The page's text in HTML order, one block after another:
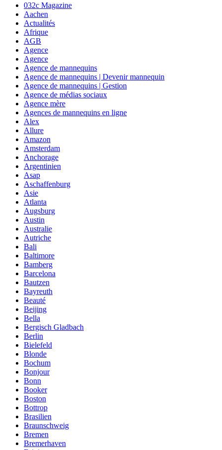
032c Magazine
Aachen
Actualités
Afrique
AGB
Agence
Agence
Agence de mannequins
Agence de mannequins | Devenir mannequin
Agence de mannequins | Gestion
Agence de médias sociaux
Agence mère
Agences de mannequins en ligne
Alex
Allure
Amazon
Amsterdam
Anchorage
Argentinien
Asap
Aschaffenburg
Asie
Atlanta
Augsburg
Austin
Australie
Autriche
Bali
Baltimore
Bamberg
Barcelona
Bautzen
Bayreuth
Beauté
Beijing
Bella
Bergisch Gladbach
Berlin
Bielefeld
Blonde
Bochum
Bonjour
Bonn
Booker
Boston
Bottrop
Brasilien
Braunschweig
Bremen
Bremerhaven